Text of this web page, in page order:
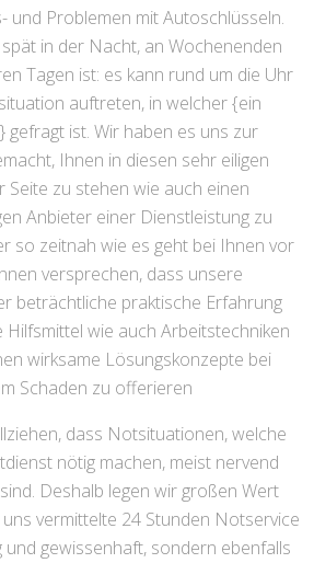
und Problemen mit Autoschlüsseln.
in der Nacht, an Wochenenden
Tagen ist: es kann rund um die Uhr
auftreten, in welcher {ein
gefragt ist. Wir haben es uns zur
Ihnen in diesen sehr eiligen
Seite zu stehen wie auch einen
Anbieter einer Dienstleistung zu
so zeitnah wie es geht bei Ihnen vor
versprechen, dass unsere
beträchtliche praktische Erfahrung
Hilfsmittel wie auch Arbeitstechniken
wirksame Lösungskonzepte bei
Schaden zu offerieren
dass Notsituationen, welche
nötig machen, meist nervend
Deshalb legen wir großen Wert
vermittelte 24 Stunden Notservice
und gewissenhaft, sondern ebenfalls